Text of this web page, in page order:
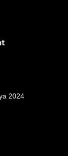
2024